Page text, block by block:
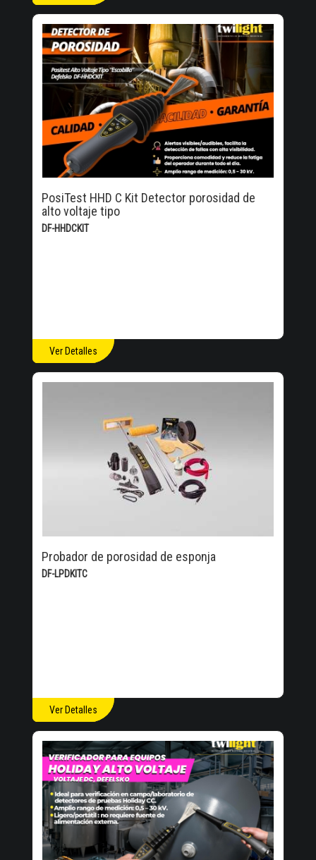
PosiTest HHD C Kit Detector porosidad de
alto voltaje tipo
DF-HHDCKIT
Ver Detalles
Probador de porosidad de esponja
DF-LPDKITC
Ver Detalles